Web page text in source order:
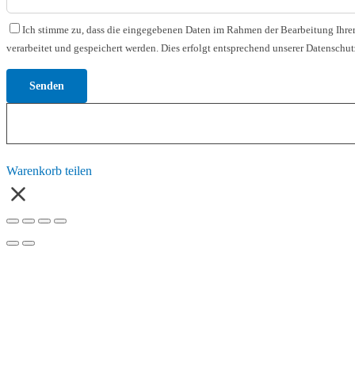
Ich stimme zu, dass die eingegebenen Daten im Rahmen der Bearbeitung
verarbeitet und gespeichert werden. Dies erfolgt entsprechend unserer
Warenkorb teilen